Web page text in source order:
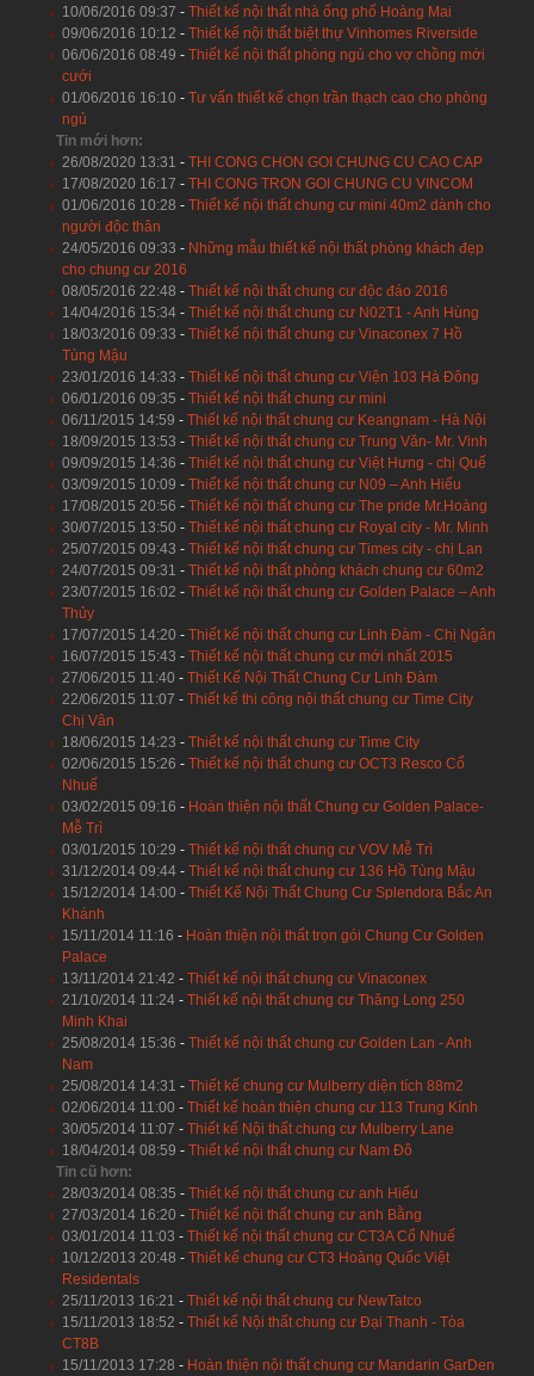
10/06/2016 09:37 - Thiết kế nội thất nhà ống phố Hoàng Mai
09/06/2016 10:12 - Thiết kế nội thất biệt thự Vinhomes Riverside
06/06/2016 08:49 - Thiết kế nội thất phòng ngủ cho vợ chồng mới
cưới
01/06/2016 16:10 - Tư vấn thiết kế chọn trần thạch cao cho phòng
ngủ
Tin mới hơn:
26/08/2020 13:31 - THI CONG CHON GOI CHUNG CU CAO CAP
17/08/2020 16:17 - THI CONG TRON GOI CHUNG CU VINCOM
01/06/2016 10:28 - Thiết kế nội thất chung cư mini 40m2 dành cho
người độc thân
24/05/2016 09:33 - Những mẫu thiết kế nội thất phòng khách đẹp
cho chung cư 2016
08/05/2016 22:48 - Thiết kế nội thất chung cư độc đáo 2016
14/04/2016 15:34- Thiết kế nội thất chung cư N02T1 - Anh Hùng
18/03/2016 09:33 - Thiết kế nội thất chung cư Vinaconex 7 Hồ
Tùng Mậu
23/01/2016 14:33 - Thiết kế nội thất chung cư Viện 103 Hà Đông
06/01/2016 09:35 - Thiết kế nội thất chung cư mini
06/11/2015 14:59 - Thiết kế nội thất chung cư Keangnam - Hà Nội
18/09/2015 13:53 - Thiết kế nội thất chung cư Trung Văn- Mr. Vinh
09/09/2015 14:36 - Thiết kế nội thất chung cư Việt Hưng - chị Quế
03/09/2015 10:09 - Thiết kế nội thất chung cư N09 – Anh Hiếu
17/08/2015 20:56 - Thiết kế nội thất chung cư The pride Mr.Hoàng
30/07/2015 13:50 - Thiết kế nội thất chung cư Royal city - Mr. Minh
25/07/2015 09:43 - Thiết kế nội thất chung cư Times city - chị Lan
24/07/2015 09:31 - Thiết kế nội thất phòng khách chung cư 60m2
23/07/2015 16:02 - Thiết kế nội thất chung cư Golden Palace – Anh
Thủy
17/07/2015 14:20 - Thiết kế nội thất chung cư Linh Đàm - Chị Ngân
16/07/2015 15:43 - Thiết kế nội thất chung cư mới nhất 2015
27/06/2015 11:40 - Thiết Kế Nội Thất Chung Cư Linh Đàm
22/06/2015 11:07 - Thiết kế thi công nội thất chung cư Time City
Chị Vân
18/06/2015 14:23 - Thiết kế nội thất chung cư Time City
02/06/2015 15:26 - Thiết kế nội thất chung cư OCT3 Resco Cổ
Nhuế
03/02/2015 09:16 - Hoàn thiện nội thất Chung cư Golden Palace-
Mễ Trì
03/01/2015 10:29 - Thiết kế nội thất chung cư VOV Mễ Trì
31/12/2014 09:44- Thiết kế nội thất chung cư 136 Hồ Tùng Mậu
15/12/2014 14:00 - Thiết Kế Nội Thất Chung Cư Splendora Bắc An
Khánh
15/11/2014 11:16 - Hoàn thiện nội thất trọn gói Chung Cư Golden
Palace
13/11/2014 21:42 - Thiết kế nội thất chung cư Vinaconex
21/10/2014 11:24- Thiết kế nội thất chung cư Thăng Long 250
Minh Khai
25/08/2014 15:36 - Thiết kế nội thất chung cư Golden Lan - Anh
Nam
25/08/2014 14:31 - Thiết kế chung cư Mulberry diện tích 88m2
02/06/2014 11:00 - Thiết kế hoàn thiện chung cư 113 Trung Kính
30/05/2014 11:07 - Thiết kế Nội thất chung cư Mulberry Lane
18/04/2014 08:59 - Thiết kế nội thất chung cư Nam Đô
Tin cũ hơn:
28/03/2014 08:35 - Thiết kế nội thất chung cư anh Hiếu
27/03/2014 16:20 - Thiết kế nội thất chung cư anh Bằng
03/01/2014 11:03 - Thiết kế nội thất chung cư CT3A Cổ Nhuế
10/12/2013 20:48 - Thiết kế chung cư CT3 Hoàng Quốc Việt
Residentals
25/11/2013 16:21 - Thiết kế nội thất chung cư NewTatco
15/11/2013 18:52 - Thiết kế Nội thất chung cư Đại Thanh - Tòa
CT8B
15/11/2013 17:28 - Hoàn thiện nội thất chung cư Mandarin GarDen